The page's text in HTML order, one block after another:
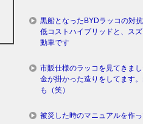
黒船となったBYDラッコの対
低コストハイブリッドと、ス
動車です
市販仕様のラッコを見てきま
金が掛かった造りをしてます
も（笑）
被災した時のマニュアルを作